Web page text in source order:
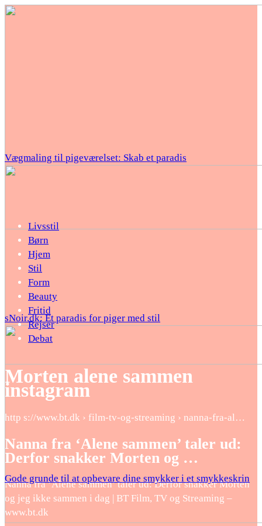
Vægmaling til pigeværelset: Skab et paradis
sNoir.dk: Et paradis for piger med stil
Gode grunde til at opbevare dine smykker i et smykkeskrin
Livsstil
Børn
Hjem
Stil
Form
Beauty
Fritid
Rejser
Debat
Morten alene sammen
instagram
http s://www.bt.dk › film-tv-og-streaming › nanna-fra-al…
Nanna fra ‘Alene sammen’ taler ud:
Derfor snakker Morten og …
Nanna fra ‘Alene sammen’ taler ud: Derfor snakker Morten
og jeg ikke sammen i dag | BT Film, TV og Streaming –
www.bt.dk